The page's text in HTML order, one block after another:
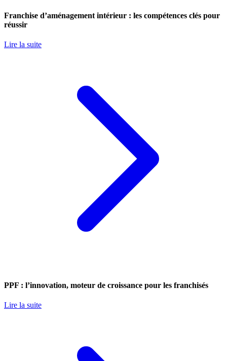
Franchise d’aménagement intérieur : les compétences clés pour
réussir
Lire la suite
PPF : l’innovation, moteur de croissance pour les franchisés
Lire la suite